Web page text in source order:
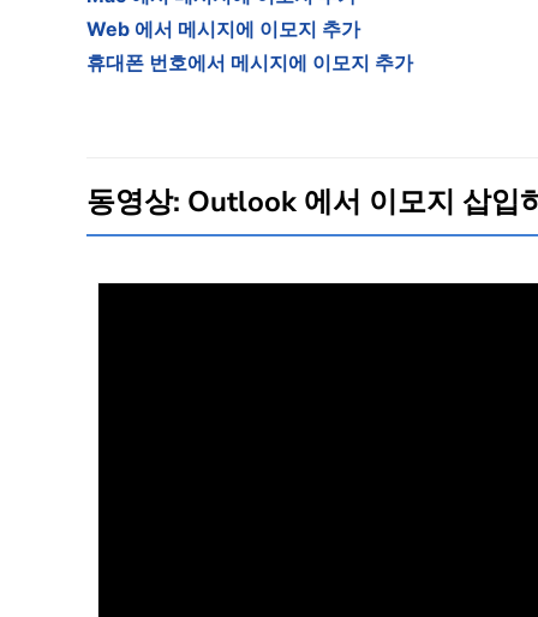
Web 에서 메시지에 이모지 추가
휴대폰 번호에서 메시지에 이모지 추가
동영상: Outlook 에서 이모지 삽입